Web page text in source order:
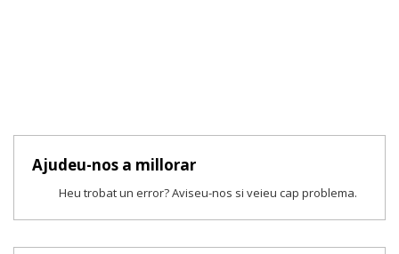
Ajudeu-nos a millorar
Heu trobat un error? Aviseu-nos si veieu cap problema.